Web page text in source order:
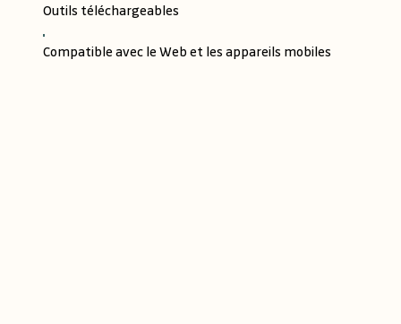
Outils téléchargeables
Compatible avec le Web et les appareils mobiles